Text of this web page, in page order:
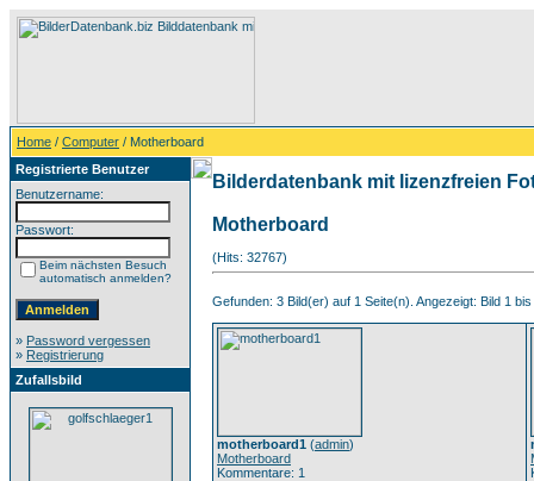
Home / Computer / Motherboard
Registrierte Benutzer
Benutzername:
Passwort:
Beim nächsten Besuch
automatisch anmelden?
» Password vergessen
» Registrierung
Zufallsbild
Bilderdatenbank mit lizenzfreien
Motherboard
(Hits: 32767)
Gefunden: 3 Bild(er) auf 1 Seite(n). Angezeigt: Bild 1 bis
motherboard1 (admin)
Motherboard
Kommentare: 1